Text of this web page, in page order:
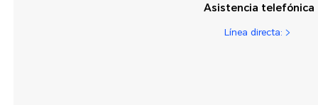
Aplicaciones yAsistencia telefónica
Línea directa: